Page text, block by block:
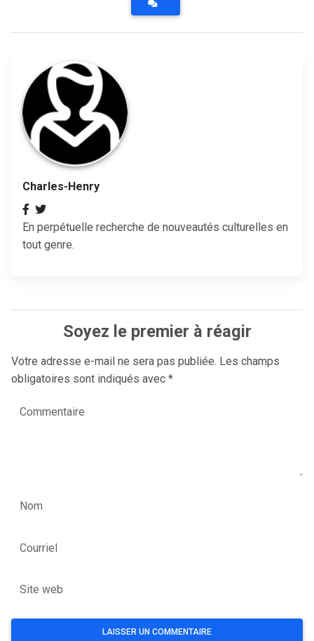
Charles-Henry
En perpétuelle recherche de nouveautés culturelles en
tout genre.
Soyez le premier à réagir
Votre adresse e-mail ne sera pas publiée. Les champs
obligatoires sont indiqués avec *
Commentaire
Nom
Courriel
Site web